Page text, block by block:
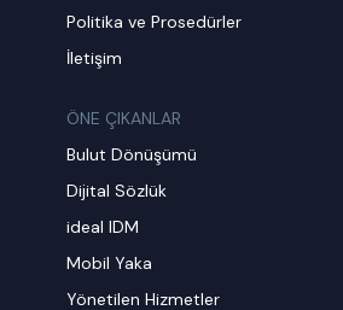
Politika ve Prosedürler
İletişim
ÖNE ÇIKANLAR
Bulut Dönüşümü
Dijital Sözlük
ideal IDM
Mobil Yaka
Yönetilen Hizmetler